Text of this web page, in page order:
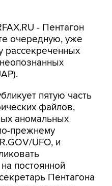
- Пентагон
рассекреченных
пятую часть
аномальных
прежнему
UFO, и
постоянной
Пентагона
уже ведется